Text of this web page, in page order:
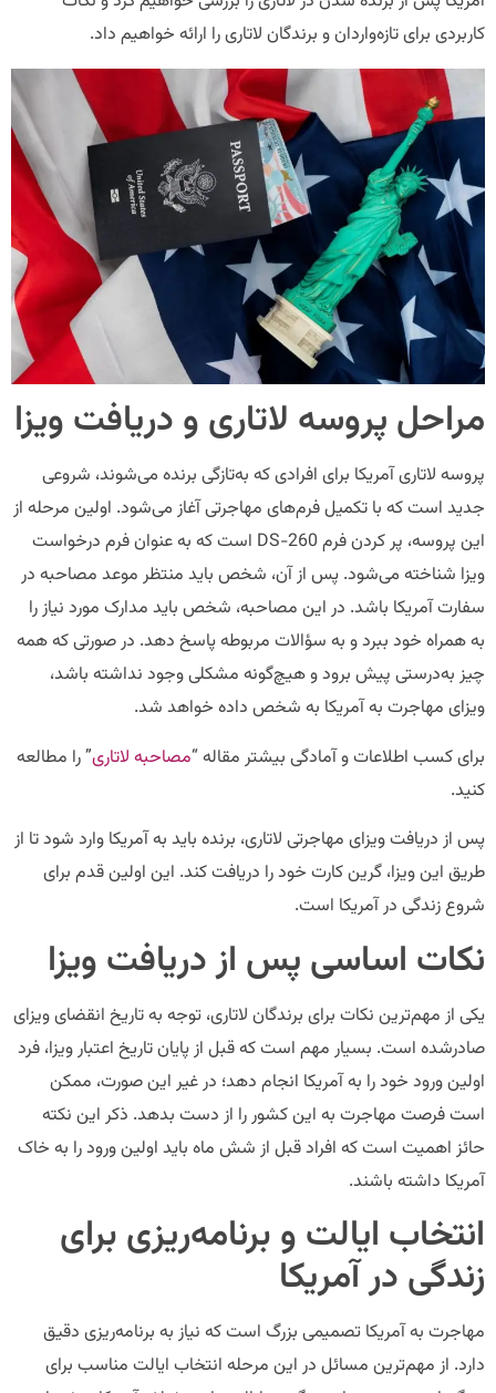
کاربردی برای تازه‌واردان و برندگان لاتاری را ارائه خواهیم داد.
مراحل پروسه لاتاری و دریافت ویزا
پروسه لاتاری آمریکا برای افرادی که به‌تازگی برنده می‌شوند، شروعی
جدید است که با تکمیل فرم‌های مهاجرتی آغاز می‌شود. اولین مرحله از
این پروسه، پر کردن فرم DS-260 است که به عنوان فرم درخواست
ویزا شناخته می‌شود. پس از آن، شخص باید منتظر موعد مصاحبه در
سفارت آمریکا باشد. در این مصاحبه، شخص باید مدارک مورد نیاز را
به همراه خود ببرد و به سؤالات مربوطه پاسخ دهد. در صورتی که همه
چیز به‌درستی پیش برود و هیچ‌گونه مشکلی وجود نداشته باشد،
ویزای مهاجرت به آمریکا به شخص داده خواهد شد.
برای کسب اطلاعات و آمادگی بیشتر مقاله “مصاحبه لاتاری” را مطالعه
کنید.
پس از دریافت ویزای مهاجرتی لاتاری، برنده باید به آمریکا وارد شود تا از
طریق این ویزا، گرین کارت خود را دریافت کند. این اولین قدم برای
شروع زندگی در آمریکا است.
نکات اساسی پس از دریافت ویزا
یکی از مهم‌ترین نکات برای برندگان لاتاری، توجه به تاریخ انقضای ویزای
صادرشده است. بسیار مهم است که قبل از پایان تاریخ اعتبار ویزا، فرد
اولین ورود خود را به آمریکا انجام دهد؛ در غیر این صورت، ممکن
است فرصت مهاجرت به این کشور را از دست بدهد. ذکر این نکته
حائز اهمیت است که افراد قبل از شش ماه باید اولین ورود را به خاک
آمریکا داشته باشند.
انتخاب ایالت و برنامه‌ریزی برای
زندگی در آمریکا
مهاجرت به آمریکا تصمیمی بزرگ است که نیاز به برنامه‌ریزی دقیق
دارد. از مهم‌ترین مسائل در این مرحله انتخاب ایالت مناسب برای